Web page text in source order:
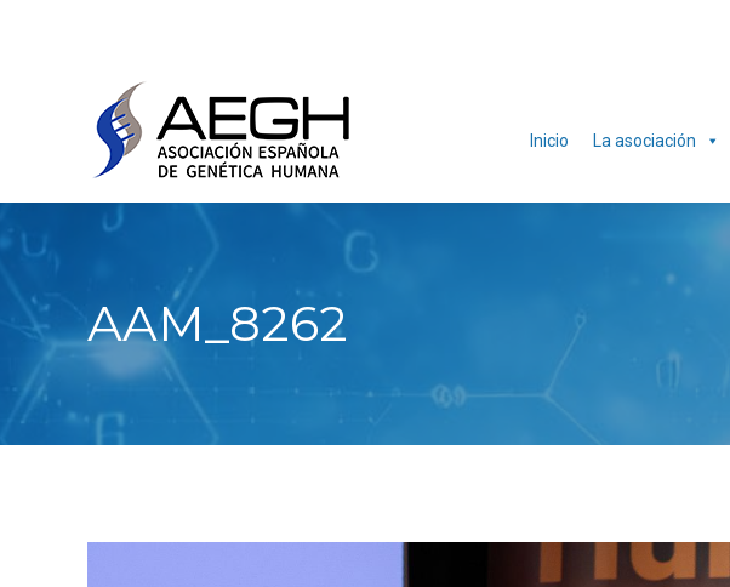
Inicio La asociación
AAM_8262